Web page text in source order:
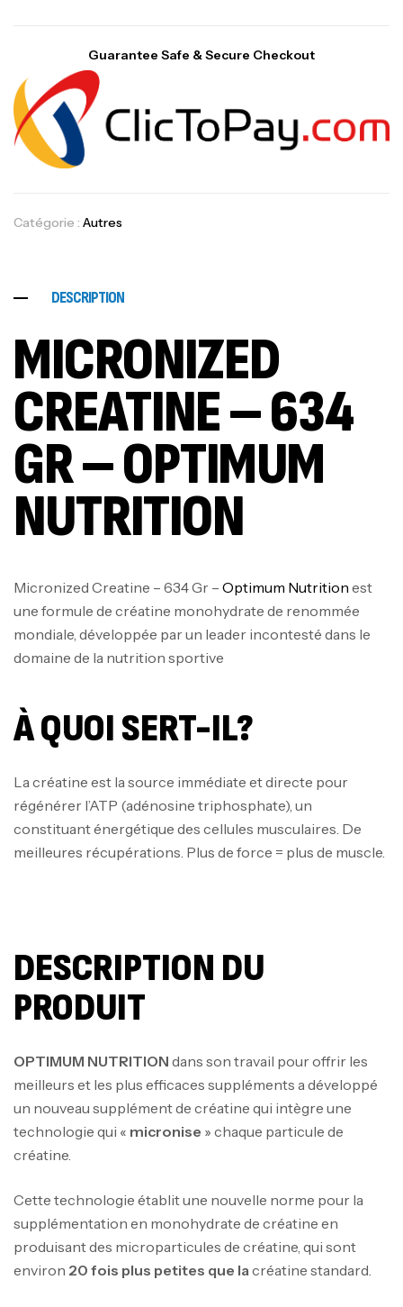
Guarantee Safe & Secure Checkout
Catégorie : Autres
DESCRIPTION
MICRONIZED
CREATINE – 634
GR – OPTIMUM
NUTRITION
Micronized Creatine – 634 Gr – Optimum Nutrition est
une formule de créatine monohydrate de renommée
mondiale, développée par un leader incontesté dans le
domaine de la nutrition sportive
À QUOI SERT-IL?
La créatine est la source immédiate et directe pour
régénérer l’ATP (adénosine triphosphate), un
constituant énergétique des cellules musculaires. De
meilleures récupérations. Plus de force = plus de muscle.
DESCRIPTION DU
PRODUIT
OPTIMUM NUTRITION dans son travail pour offrir les
meilleurs et les plus efficaces suppléments a développé
un nouveau supplément de créatine qui intègre une
technologie qui « micronise » chaque particule de
créatine.
Cette technologie établit une nouvelle norme pour la
supplémentation en monohydrate de créatine en
produisant des microparticules de créatine, qui sont
environ 20 fois plus petites que la créatine standard.